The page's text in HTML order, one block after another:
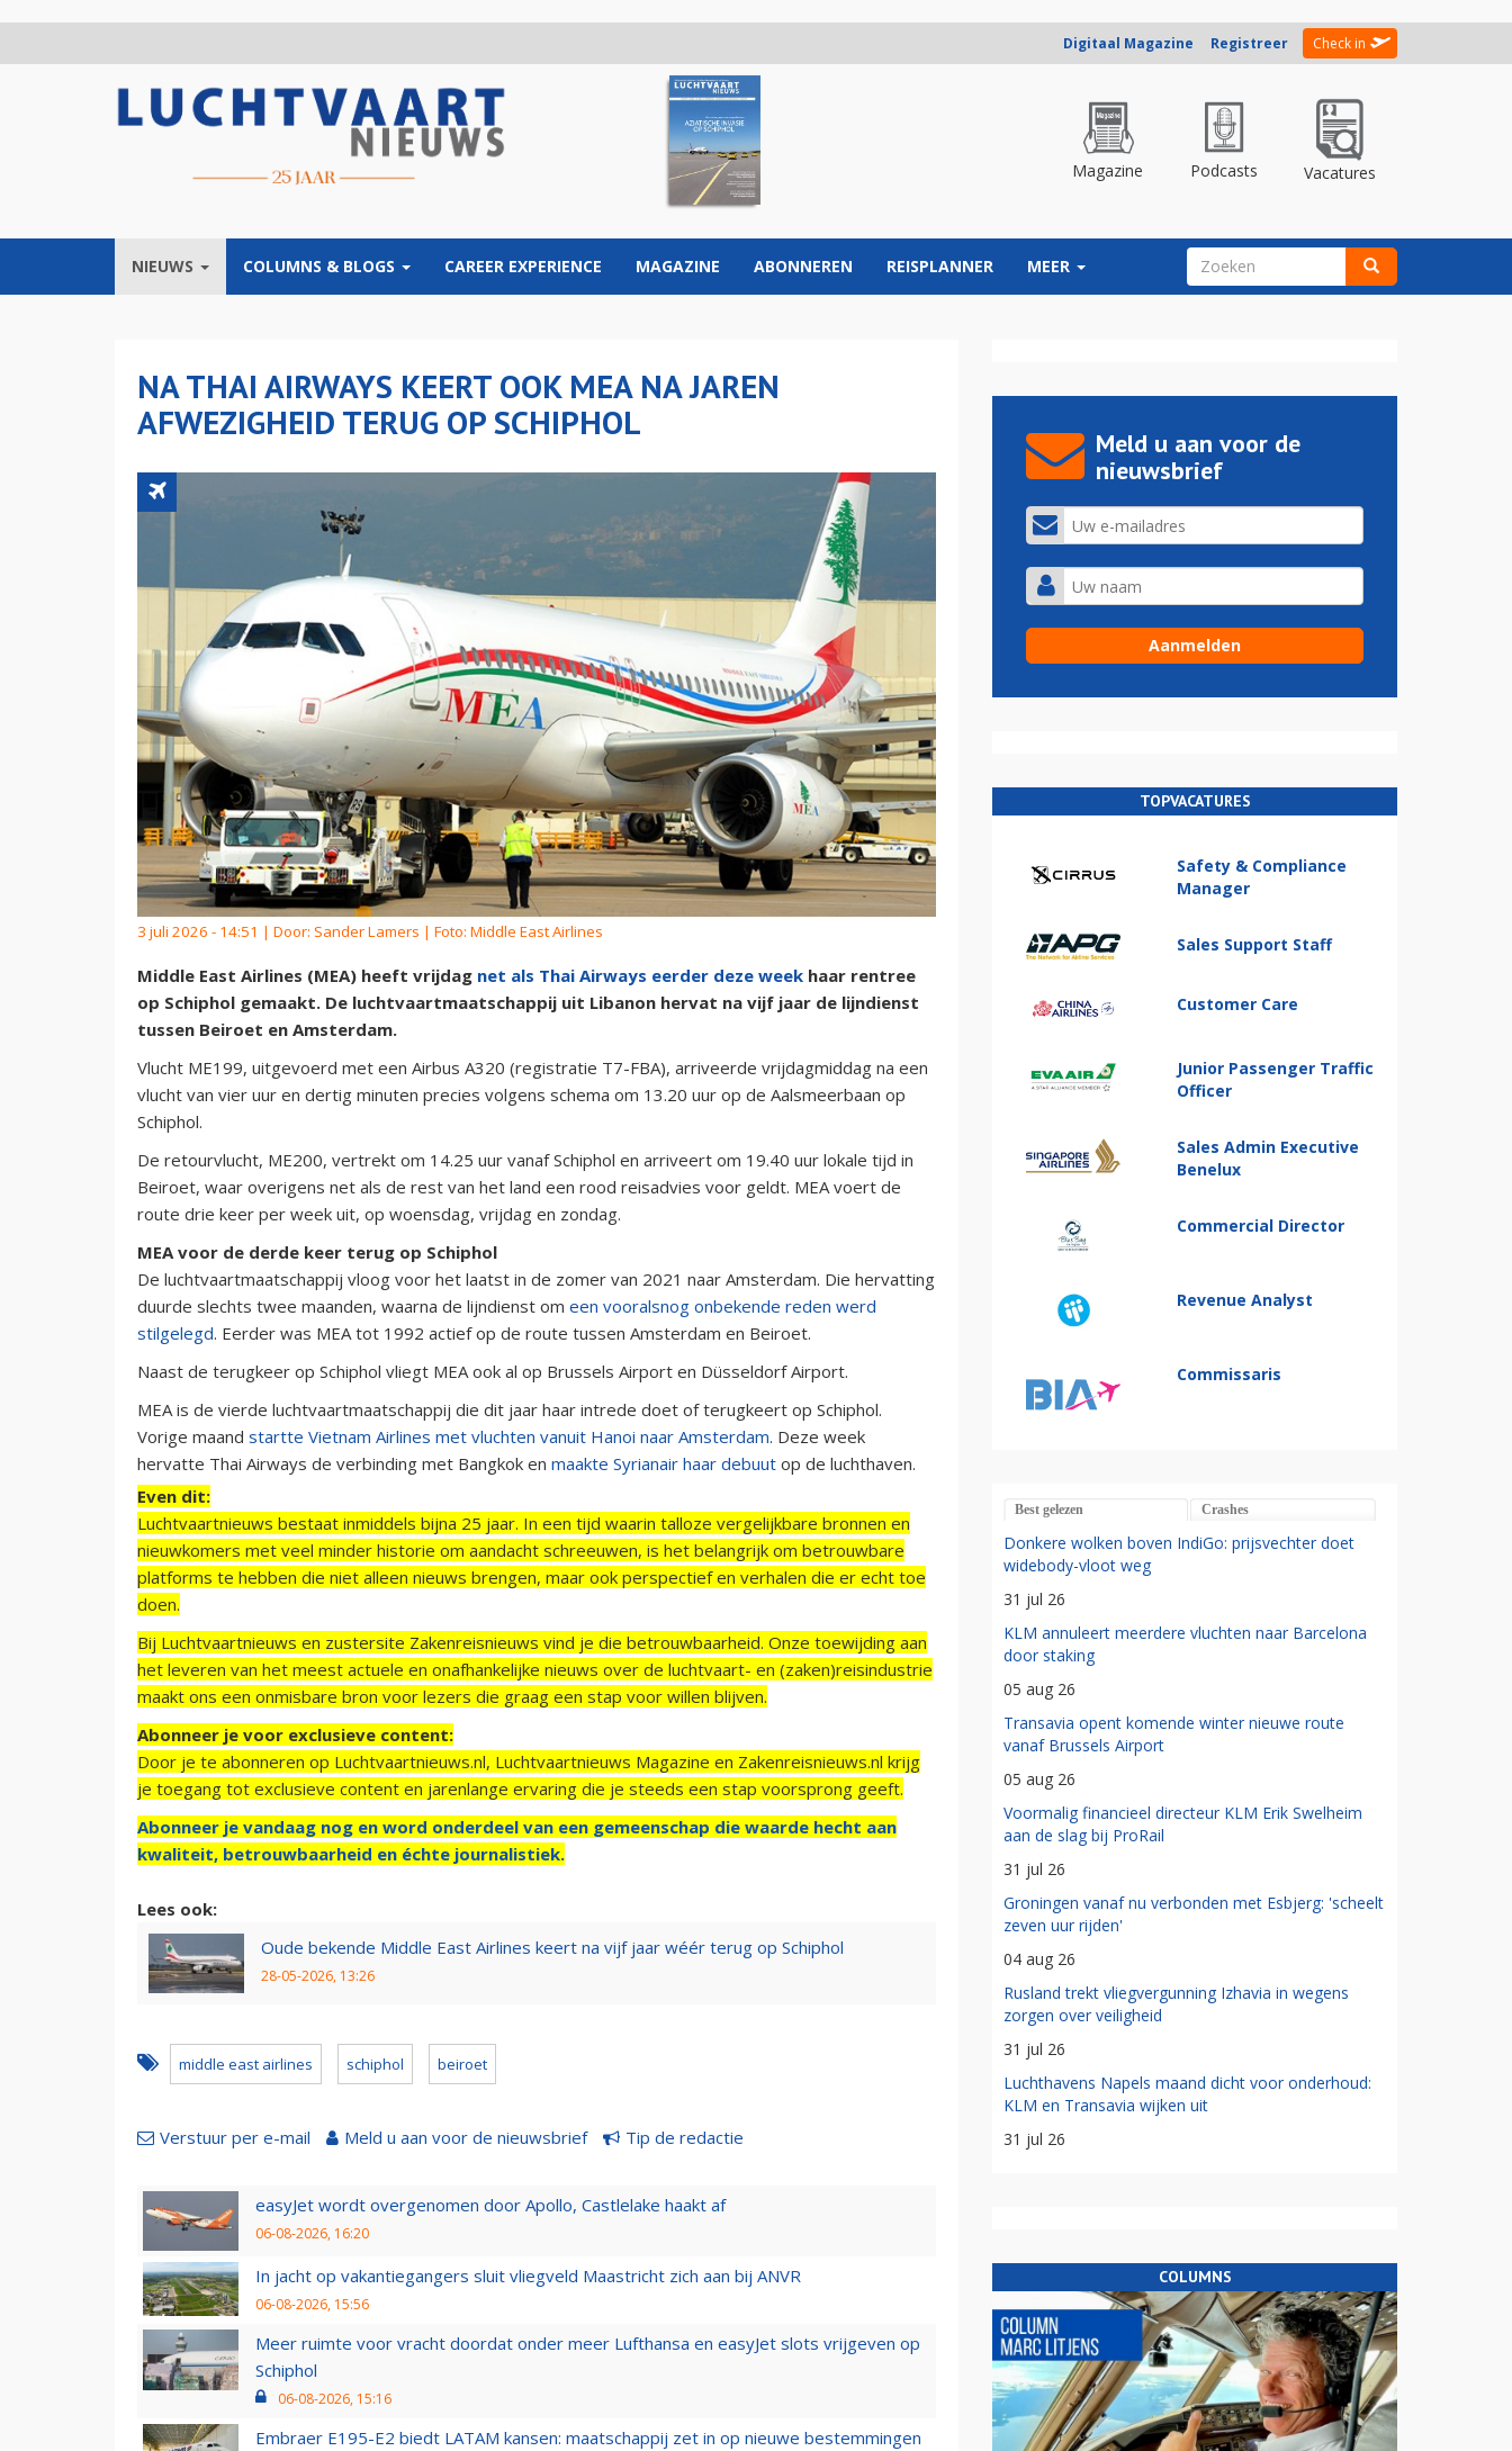
Digitaal Magazine Registreer Check in
Magazine Podcasts Vacatures
NIEUWS COLUMNS & BLOGS CAREER EXPERIENCE MAGAZINE ABONNEREN REISPLANNER MEER ZOEKVELD
NA THAI AIRWAYS KEERT OOK MEA NA JAREN
AFWEZIGHEID TERUG OP SCHIPHOL
3 juli 2026 - 14:51 | Door: Sander Lamers | Foto: Middle East Airlines
Middle East Airlines (MEA) heeft vrijdag net als Thai Airways eerder deze week haar rentree
op Schiphol gemaakt. De luchtvaartmaatschappij uit Libanon hervat na vijf jaar de lijndienst
tussen Beiroet en Amsterdam.
Vlucht ME199, uitgevoerd met een Airbus A320 (registratie T7-FBA), arriveerde vrijdagmiddag na een
vlucht van vier uur en dertig minuten precies volgens schema om 13.20 uur op de Aalsmeerbaan op
Schiphol.
De retourvlucht, ME200, vertrekt om 14.25 uur vanaf Schiphol en arriveert om 19.40 uur lokale tijd in
Beiroet, waar overigens net als de rest van het land een rood reisadvies voor geldt. MEA voert de
route drie keer per week uit, op woensdag, vrijdag en zondag.
MEA voor de derde keer terug op Schiphol
De luchtvaartmaatschappij vloog voor het laatst in de zomer van 2021 naar Amsterdam. Die hervatting
duurde slechts twee maanden, waarna de lijndienst om een vooralsnog onbekende reden werd
stilgelegd. Eerder was MEA tot 1992 actief op de route tussen Amsterdam en Beiroet.
Naast de terugkeer op Schiphol vliegt MEA ook al op Brussels Airport en Düsseldorf Airport.
MEA is de vierde luchtvaartmaatschappij die dit jaar haar intrede doet of terugkeert op Schiphol.
Vorige maand startte Vietnam Airlines met vluchten vanuit Hanoi naar Amsterdam. Deze week
hervatte Thai Airways de verbinding met Bangkok en maakte Syrianair haar debuut op de luchthaven.
Even dit:
Luchtvaartnieuws bestaat inmiddels bijna 25 jaar. In een tijd waarin talloze vergelijkbare bronnen en
nieuwkomers met veel minder historie om aandacht schreeuwen, is het belangrijk om betrouwbare
platforms te hebben die niet alleen nieuws brengen, maar ook perspectief en verhalen die er echt toe
doen.
Bij Luchtvaartnieuws en zustersite Zakenreisnieuws vind je die betrouwbaarheid. Onze toewijding aan
het leveren van het meest actuele en onafhankelijke nieuws over de luchtvaart- en (zaken)reisindustrie
maakt ons een onmisbare bron voor lezers die graag een stap voor willen blijven.
Abonneer je voor exclusieve content:
Door je te abonneren op Luchtvaartnieuws.nl, Luchtvaartnieuws Magazine en Zakenreisnieuws.nl krijg
je toegang tot exclusieve content en jarenlange ervaring die je steeds een stap voorsprong geeft.
Abonneer je vandaag nog en word onderdeel van een gemeenschap die waarde hecht aan
kwaliteit, betrouwbaarheid en échte journalistiek.
Lees ook:
Oude bekende Middle East Airlines keert na vijf jaar wéér terug op Schiphol
28-05-2026, 13:26
middle east airlines schiphol beiroet
Verstuur per e-mail Meld u aan voor de nieuwsbrief Tip de redactie
easyJet wordt overgenomen door Apollo, Castlelake haakt af
06-08-2026, 16:20
In jacht op vakantiegangers sluit vliegveld Maastricht zich aan bij ANVR
06-08-2026, 15:56
Meer ruimte voor vracht doordat onder meer Lufthansa en easyJet slots vrijgeven op
Schiphol
06-08-2026, 15:16
Embraer E195-E2 biedt LATAM kansen: maatschappij zet in op nieuwe bestemmingen
Meld u aan voor de
nieuwsbrief
TOPVACATURES
Safety & Compliance
Manager
Sales Support Staff
Customer Care
Junior Passenger Traffic
Officer
Sales Admin Executive
Benelux
Commercial Director
Revenue Analyst
Commissaris
Best gelezen Crashes
Donkere wolken boven IndiGo: prijsvechter doet
widebody-vloot weg
31 jul 26
KLM annuleert meerdere vluchten naar Barcelona
door staking
05 aug 26
Transavia opent komende winter nieuwe route
vanaf Brussels Airport
05 aug 26
Voormalig financieel directeur KLM Erik Swelheim
aan de slag bij ProRail
31 jul 26
Groningen vanaf nu verbonden met Esbjerg: 'scheelt
zeven uur rijden'
04 aug 26
Rusland trekt vliegvergunning Izhavia in wegens
zorgen over veiligheid
31 jul 26
Luchthavens Napels maand dicht voor onderhoud:
KLM en Transavia wijken uit
31 jul 26
COLUMNS